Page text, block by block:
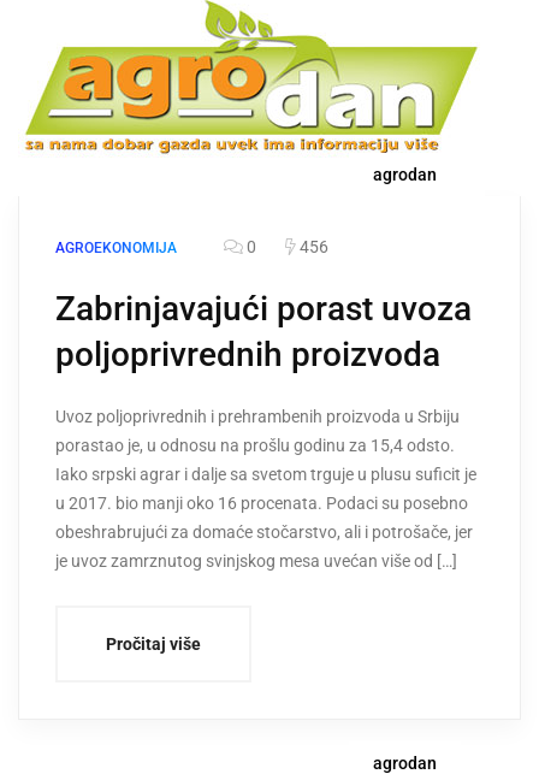
agrodan
AGROEKONOMIJA 0 456
Zabrinjavajući porast uvoza
poljoprivrednih proizvoda
Uvoz poljoprivrednih i prehrambenih proizvoda u Srbiju
porastao je, u odnosu na prošlu godinu za 15,4 odsto.
Iako srpski agrar i dalje sa svetom trguje u plusu suficit je
u 2017. bio manji oko 16 procenata. Podaci su posebno
obeshrabrujući za domaće stočarstvo, ali i potrošače, jer
je uvoz zamrznutog svinjskog mesa uvećan više od […]
Pročitaj više
agrodan